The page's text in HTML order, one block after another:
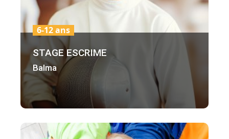
STAGE ESCRIME
Balma
6-12 ans